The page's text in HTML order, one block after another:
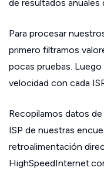
de resultados anuales
Para procesar
primero filtramos
pocas pruebas.
velocidad con cada
Recopilamos datos
ISP de nuestras
retroalimentación